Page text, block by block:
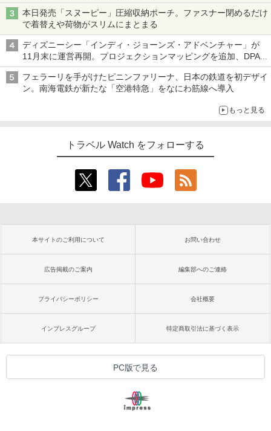
本日発売「スヌーピー」圧縮収納ポーチ。ファスナー閉めるだけ
で着替えや荷物がスリムにまとまる
ディズニーシー「インディ・ジョーンズ・アドベンチャー」が
11月末に運営再開。プロジェクションマッピングを追加、DPA
は1500円
フェラーリを手がけたピニンファリーナ、日本の鉄道を初デザイ
ン。南海電鉄が新たな「空港特急」をなにわ筋線へ導入
もっと見る
トラベル Watch をフォローする
本サイトのご利用について お問い合わせ
広告掲載のご案内 編集部へのご連絡
プライバシーポリシー 会社概要
インプレスグループ 特定商取引法に基づく表示
PC版で見る